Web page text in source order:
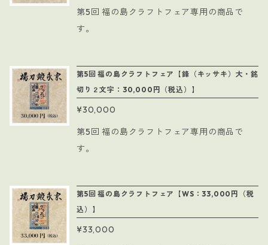
第5回 福の島クラフトフェア専用の商品で
す。
第5回 福の島クラフトフェア【鋒（キッサキ）大・銘
切り２文字：30,000円（税込）】
¥30,000
第5回 福の島クラフトフェア専用の商品で
す。
第5回 福の島クラフトフェア【WS：33,000円（税
込）】
¥33,000